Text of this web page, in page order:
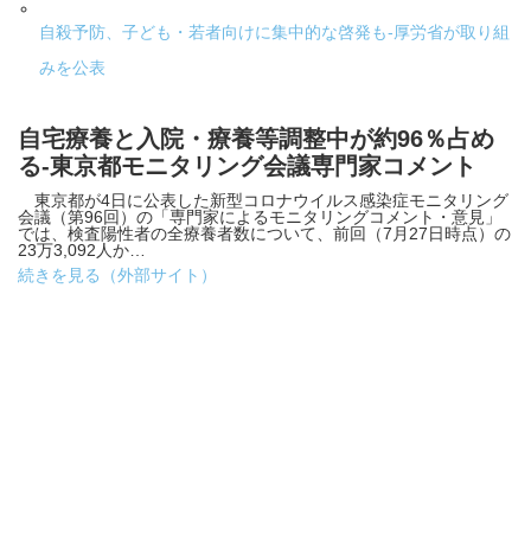
自殺予防、子ども・若者向けに集中的な啓発も-厚労省が取り組
みを公表
自宅療養と入院・療養等調整中が約96％占め
る-東京都モニタリング会議専門家コメント
東京都が4日に公表した新型コロナウイルス感染症モニタリング
会議（第96回）の「専門家によるモニタリングコメント・意見」
では、検査陽性者の全療養者数について、前回（7月27日時点）の
23万3,092人か…
続きを見る（外部サイト）